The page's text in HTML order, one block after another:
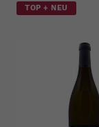
TOP + NEU